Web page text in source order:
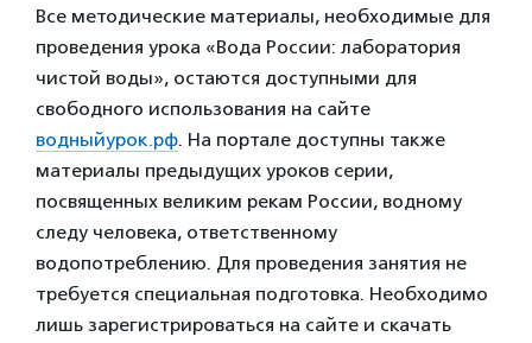
Все методические материалы, необходимые для
проведения урока «Вода России: лаборатория
чистой воды», остаются доступными для
свободного использования на сайте
водныйурок.рф. На портале доступны также
материалы предыдущих уроков серии,
посвященных великим рекам России, водному
следу человека, ответственному
водопотреблению. Для проведения занятия не
требуется специальная подготовка. Необходимо
лишь зарегистрироваться на сайте и скачать